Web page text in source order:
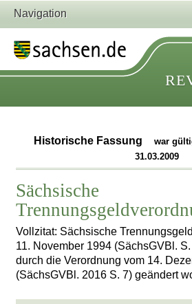
Navigation
Historische Fassung
war
31.03.2009
Sächsische
Vollzitat: Sächsische
11. November 1994 (SächsGVBl.
durch die Verordnung vom 14.
(SächsGVBl. 2016 S. 7) geändert